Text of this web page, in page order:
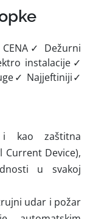
CENA✓ Dežurni
instalacije✓
Najjeftiniji✓
i kao zaštitna
Current Device),
u svakoj
udar i požar